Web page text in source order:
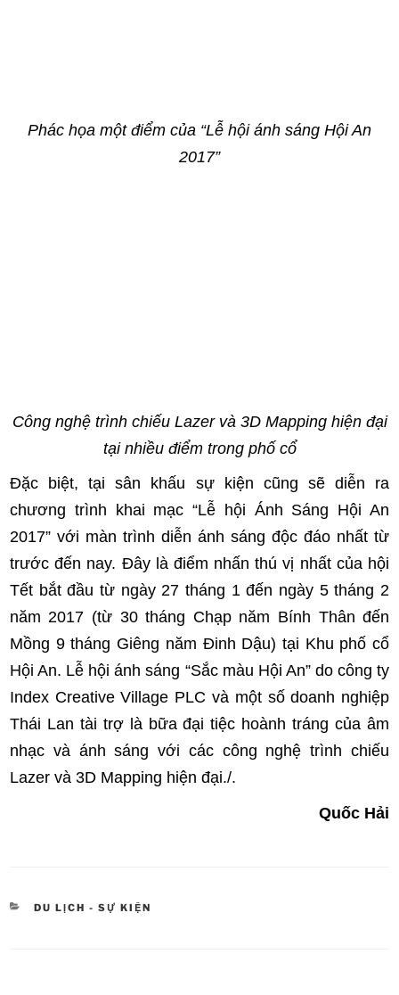
Phác họa một điểm của “Lễ hội ánh sáng Hội An
2017”
Công nghệ trình chiếu Lazer và 3D Mapping hiện đại
tại nhiều điểm trong phố cổ
Đặc biệt, tại sân khấu sự kiện cũng sẽ diễn ra
chương trình khai mạc “Lễ hội Ánh Sáng Hội An
2017” với màn trình diễn ánh sáng độc đáo nhất từ
trước đến nay. Đây là điểm nhấn thú vị nhất của hội
Tết bắt đầu từ ngày 27 tháng 1 đến ngày 5 tháng 2
năm 2017 (từ 30 tháng Chạp năm Bính Thân đến
Mồng 9 tháng Giêng năm Đinh Dậu) tại Khu phố cổ
Hội An. Lễ hội ánh sáng “Sắc màu Hội An” do công ty
Index Creative Village PLC và một số doanh nghiệp
Thái Lan tài trợ là bữa đại tiệc hoành tráng của âm
nhạc và ánh sáng với các công nghệ trình chiếu
Lazer và 3D Mapping hiện đại./.
Quốc Hải
DANH
DU LỊCH - SỰ KIỆN